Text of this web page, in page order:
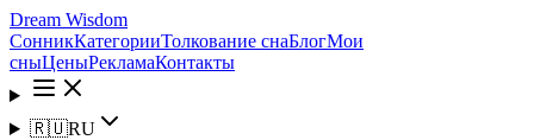
Dream Wisdom
СонникКатегорииТолкование снаБлогМои
сныЦеныРекламаКонтакты
🇷🇺RU